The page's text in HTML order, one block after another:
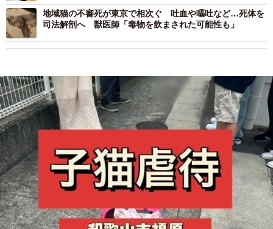
地域猫の不審死が東京で相次ぐ 吐血や嘔吐など…死体を
司法解剖へ 獣医師「毒物を飲まされた可能性も」